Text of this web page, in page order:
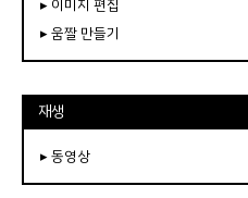
▸ 이미지 편집
▸ 움짤 만들기
재생
▸ 동영상